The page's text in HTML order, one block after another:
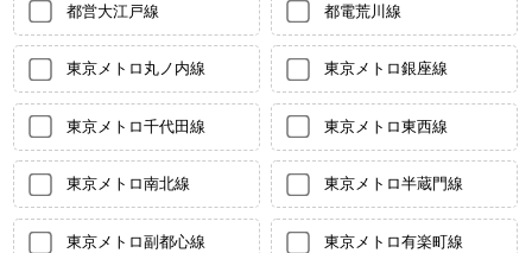
都営大江戸線 都電荒川線
東京メトロ丸ノ内線 東京メトロ銀座線
東京メトロ千代田線 東京メトロ東西線
東京メトロ南北線 東京メトロ半蔵門線
東京メトロ副都心線 東京メトロ有楽町線